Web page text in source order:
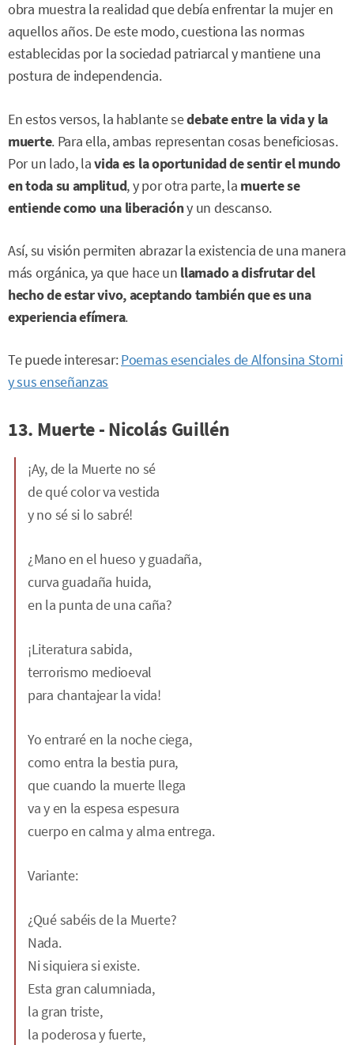
obra muestra la realidad que debía enfrentar la mujer en
aquellos años. De este modo, cuestiona las normas
establecidas por la sociedad patriarcal y mantiene una
postura de independencia.
En estos versos, la hablante sedebate entre la vida y la
muerte. Para ella, ambas representan cosas beneficiosas.
Por un lado, lavida es la oportunidad de sentir el mundo
en toda su amplitud, y por otra parte, la muerte se
entiende como una liberacióny un descanso.
Así, su visión permiten abrazar la existencia de una manera
más orgánica, ya que hace un llamado a disfrutar del
hecho de estar vivo, aceptando también que es una
experiencia efímera.
Te puede interesar:Poemas esenciales de Alfonsina Storni
y sus enseñanzas
13. Muerte - Nicolás Guillén
¡Ay, de la Muerte no sé
de qué color va vestida
y no sé si lo sabré!
¿Mano en el hueso y guadaña,
curva guadaña huida,
en la punta de una caña?
¡Literatura sabida,
terrorismo medioeval
para chantajear la vida!
Yo entraré en la noche ciega,
como entra la bestia pura,
que cuando la muerte llega
va y en la espesa espesura
cuerpo en calma y alma entrega.
Variante:
¿Qué sabéis de la Muerte?
Nada.
Ni siquiera si existe.
Esta gran calumniada,
la gran triste,
la poderosa y fuerte,